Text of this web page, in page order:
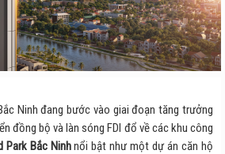
Ninh đang bước vào giai đoạn tăng trưởng
đồng bộ và làn sóng FDI đổ về các khu công
Park Bắc Ninhnổi bật như một dự án căn hộ